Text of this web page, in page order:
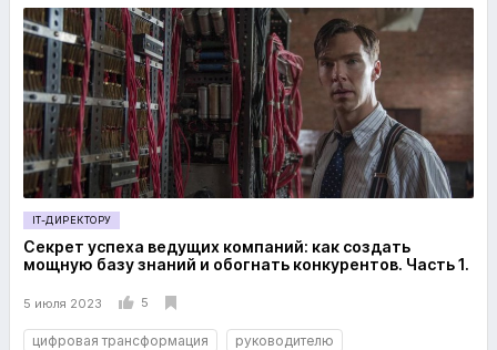
IT-ДИРЕКТОРУ
Секрет успеха ведущих компаний: как создать
мощную базу знаний и обогнать конкурентов. Часть 1.
5 июля 2023 5
цифровая трансформация
руководителю